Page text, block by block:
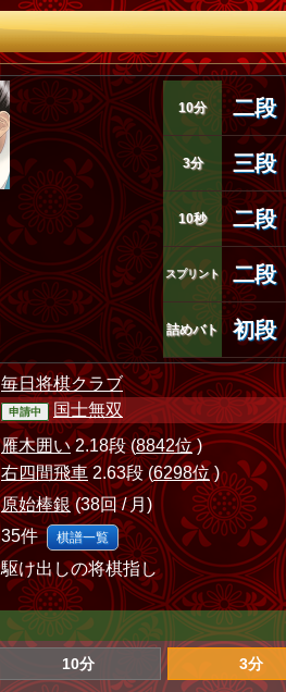
10分 二段
3分 三段
10秒 二段
スプリント 二段
詰めバト 初段
毎日将棋クラブ
申請中 国士無双
雁木囲い2.18段 (8842位)
右四間飛車2.63段 (6298位)
原始棒銀(38回 / 月)
35件 棋譜一覧
駆け出しの将棋指し
10分 3分